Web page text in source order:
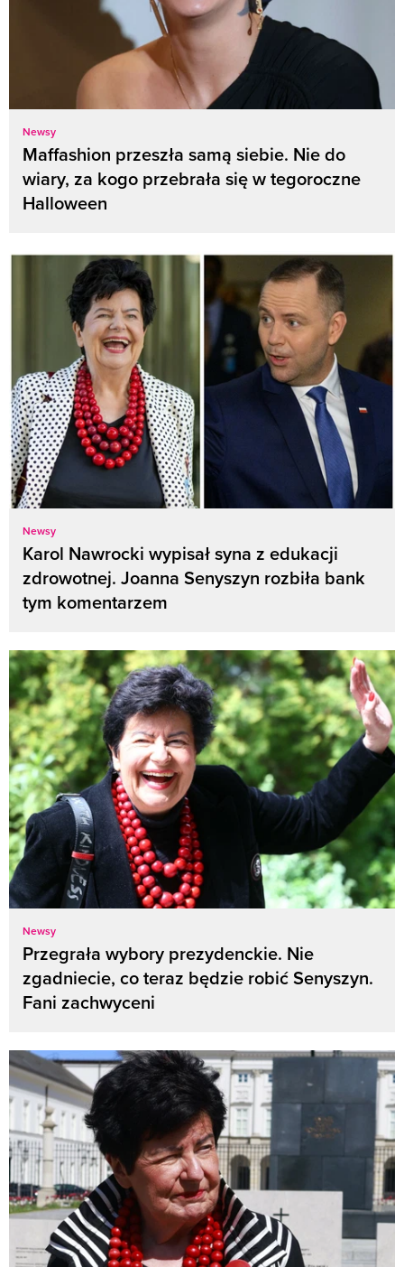
Newsy
Maffashion przeszła samą siebie. Nie do
wiary, za kogo przebrała się w tegoroczne
Halloween
Newsy
Karol Nawrocki wypisał syna z edukacji
zdrowotnej. Joanna Senyszyn rozbiła bank
tym komentarzem
Newsy
Przegrała wybory prezydenckie. Nie
zgadniecie, co teraz będzie robić Senyszyn.
Fani zachwyceni